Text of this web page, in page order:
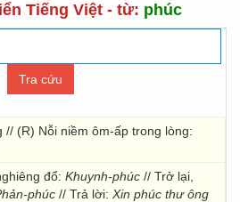
Tiếng Việt - từ: phúc
// (R) Nỗi niềm ôm-ấp trong lòng:
đổ: Khuynh-phúc // Trở lại,
phúc // Trả lời: Xin phúc thư ông